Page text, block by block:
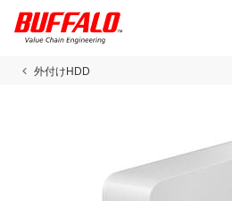
外付けHDD